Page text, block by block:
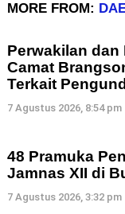
MORE FROM:
Perwakilan dan
Camat
Terkait
7 Agustus 2026, 8:54 pm
48 Pramuka
Jamnas XII di
7 Agustus 2026, 3:32 pm